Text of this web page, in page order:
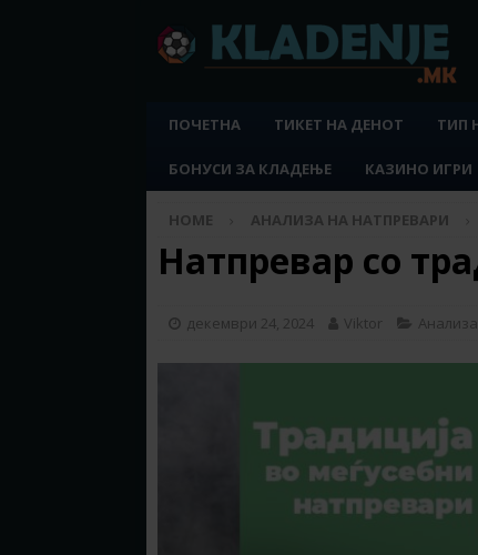
ПОЧЕТНА ТИКЕТ НА ДЕНОТ ТИП
БОНУСИ ЗА КЛАДЕЊЕ КАЗИНО ИГРИ
HOME АНАЛИЗА НА НАТПРЕВАРИ
Натпревар со
декември 24, 2024 Viktor